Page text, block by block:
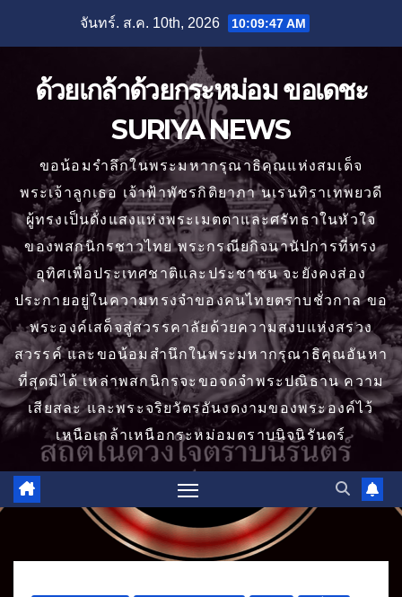
จันทร์. ส.ค. 10th, 2026 10:09:49 AM
ด้วยเกล้าด้วยกระหม่อม ขอเดชะ
SURIYA NEWS
ขอน้อมรำลึกในพระมหากรุณาธิคุณแห่งสมเด็จ
พระเจ้าลูกเธอ เจ้าฟ้าพัชรกิติยาภา นเรนทิราเทพยวดี
ผู้ทรงเป็นดั่งแสงแห่งพระเมตตาและศรัทธาในหัวใจ
ของพสกนิกรชาวไทย พระกรณียกิจนานัปการที่ทรง
อุทิศเพื่อประเทศชาติและประชาชน จะยังคงส่อง
ประกายอยู่ในความทรงจำของคนไทยตราบชั่วกาล ขอ
พระองค์เสด็จสู่สวรรคาลัยด้วยความสงบแห่งสรวง
สวรรค์ และขอน้อมสำนึกในพระมหากรุณาธิคุณอันหา
ที่สุดมิได้ เหล่าพสกนิกรจะขอจดจำพระปณิธาน ความ
เสียสละ และพระจริยวัตรอันงดงามของพระองค์ไว้
เหนือเกล้าเหนือกระหม่อมตราบนิจนิรันดร์